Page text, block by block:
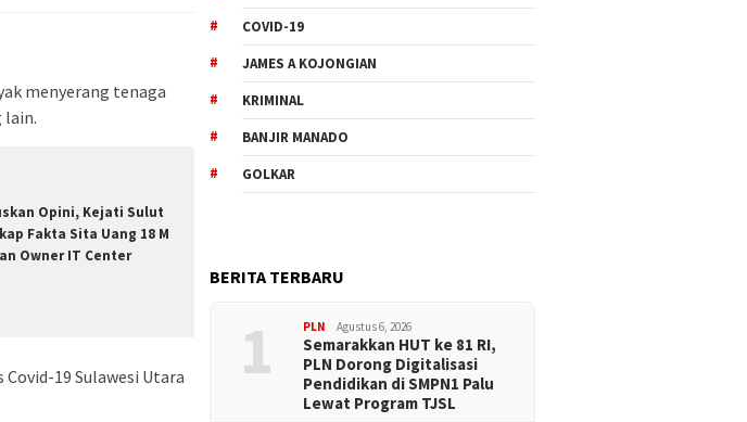
menyerang tenaga
lain.
Opini, Kejati Sulut
Fakta Sita Uang 18 M
Owner IT Center
19 Sulawesi Utara
COVID-19
JAMES A KOJONGIAN
KRIMINAL
BANJIR MANADO
GOLKAR
BERITA TERBARU
1 PLN Agustus 6, 2026
Semarakkan HUT ke 81 RI,
PLN Dorong Digitalisasi
Pendidikan di SMPN1 Palu
Lewat Program TJSL